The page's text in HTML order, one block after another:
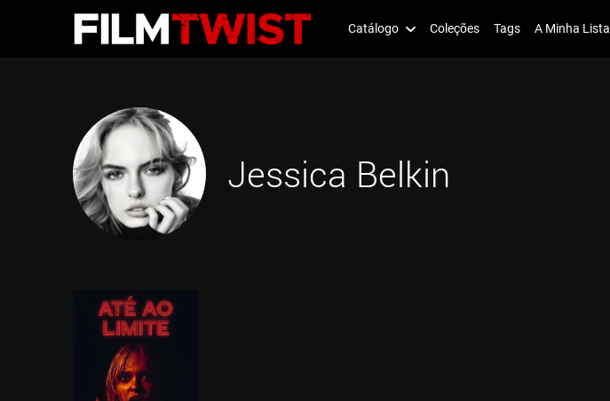
Catálogo Coleções Tags A Minha Lista
Jessica Belkin